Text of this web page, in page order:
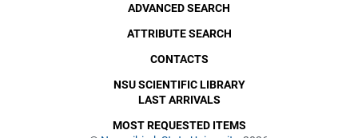
ADVANCED SEARCH
ATTRIBUTE SEARCH
CONTACTS
NSU SCIENTIFIC LIBRARY
LAST ARRIVALS
MOST REQUESTED ITEMS